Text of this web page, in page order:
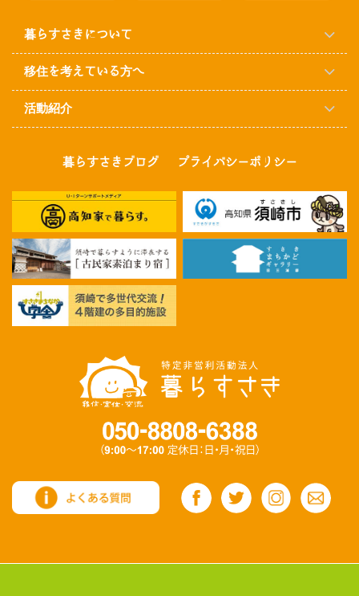
暮らすさきについて
移住を考えている方へ
活動紹介
暮らすさきブログ プライバシーポリシー